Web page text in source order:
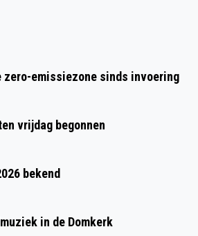
zero-emissiezone sinds invoering
vrijdag begonnen
bekend
in de Domkerk